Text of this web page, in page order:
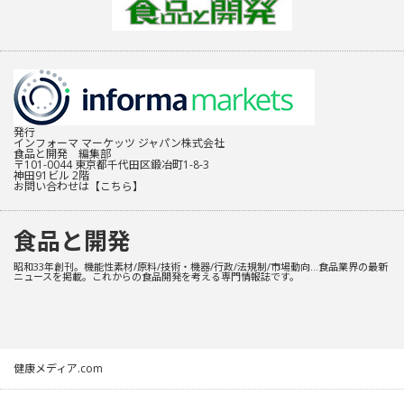
発行
インフォーマ マーケッツ ジャパン株式会社
食品と開発 編集部
〒101-0044 東京都千代田区鍛冶町1-8-3
神田91ビル 2階
お問い合わせは 【こちら】
食品と開発
昭和33年創刊。機能性素材/原料/技術・機器/行政/法規制/市場動向…食品業界の最新
ニュースを掲載。これからの食品開発を考える専門情報誌です。
健康メディア.com